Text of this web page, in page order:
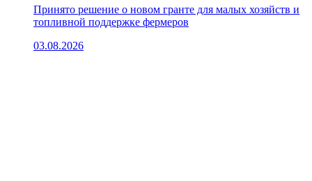
Принято решение о новом гранте для малых хозяйств и
топливной поддержке фермеров
03.08.2026